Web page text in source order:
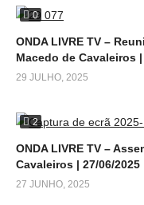
0
ONDA LIVRE TV –
Macedo de Cavaleiros |
29 JULHO, 2025
2
ONDA LIVRE TV –
Cavaleiros | 27/06/2025
27 JUNHO, 2025